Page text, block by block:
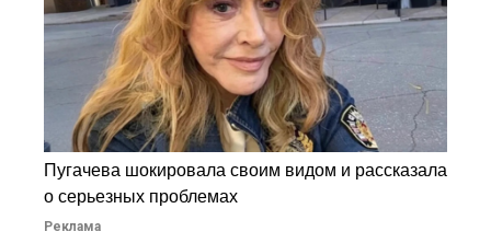
Пугачева шокировала своим видом и рассказала
о серьезных проблемах
Реклама